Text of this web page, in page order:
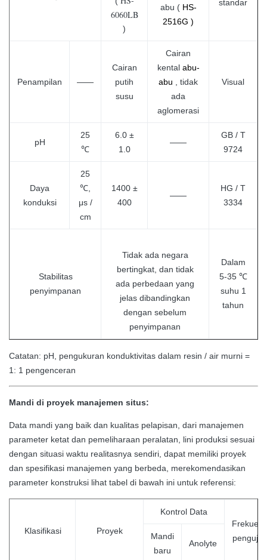
standar
6060LB
)
abu ( HS-
2516G )
Penampilan ——
Cairan
putih
susu
Cairan
kental abu-
abu
, tidak
ada
aglomerasi
Visual
pH
25
℃
6.0 ±
1.0
——
GB / T
9724
Daya
konduksi
25
℃,
μs /
cm
1400 ±
400
——
HG / T
3334
Stabilitas
penyimpanan
Tidak ada negara
bertingkat, dan tidak
ada perbedaan yang
jelas dibandingkan
dengan sebelum
penyimpanan
Dalam
5-35 ℃
suhu 1
tahun
Catatan: pH, pengukuran konduktivitas dalam resin / air murni =
1: 1 pengenceran
Mandi di proyek manajemen situs:
Data mandi yang baik dan kualitas pelapisan, dari manajemen
parameter ketat dan pemeliharaan peralatan, lini produksi sesuai
dengan situasi waktu realitasnya sendiri, dapat memiliki proyek
dan spesifikasi manajemen yang berbeda, merekomendasikan
parameter konstruksi lihat tabel di bawah ini untuk referensi:
Klasifikasi Proyek
Kontrol Data
Mandi
baru
Anolyte